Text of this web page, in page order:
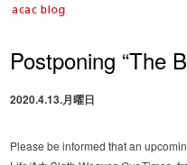
Postponing “The
2020.4.13.月曜日
Please be informed that an